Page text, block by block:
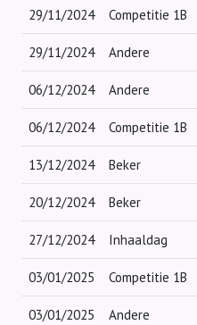
29/11/2024 Competitie 1B
29/11/2024 Andere
06/12/2024 Andere
06/12/2024 Competitie 1B
13/12/2024 Beker
20/12/2024 Beker
27/12/2024 Inhaaldag
03/01/2025 Competitie 1B
03/01/2025 Andere